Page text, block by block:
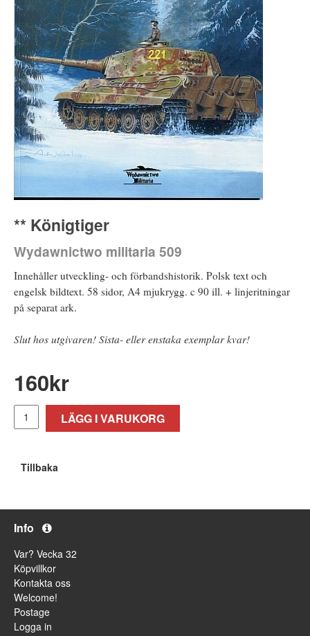
** Königtiger
Wydawnictwo militaria 509
Innehåller utveckling- och förbandshistorik. Polsk text och
engelsk bildtext. 58 sidor, A4 mjukrygg. c 90 ill. + linjeritningar
på separat ark.
Slut hos utgivaren! Sista- eller enstaka exemplar kvar!
160kr
LÄGG I VARUKORG
Tillbaka
Info
Var? Vecka 32
Köpvillkor
Kontakta oss
Welcome!
Postage
Logga in